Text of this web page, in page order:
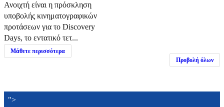
Ανοιχτή είναι η πρόσκληση
υποβολής κινηματογραφικών
προτάσεων για το Discovery
Days, το εντατικό τετ...
Μάθετε περισσότερα
Προβολή όλων
">